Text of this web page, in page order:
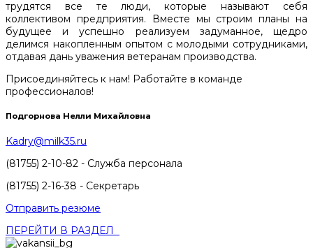
трудятся все те люди, которые называют себя
коллективом предприятия. Вместе мы строим планы на
будущее и успешно реализуем задуманное, щедро
делимся накопленным опытом с молодыми сотрудниками,
отдавая дань уважения ветеранам производства.
Присоединяйтесь к нам! Работайте в команде
профессионалов!
Подгорнова Нелли Михайловна
Kadry@milk35.ru
(81755) 2-10-82 - Служба персонала
(81755) 2-16-38 - Секретарь
Отправить резюме
ПЕРЕЙТИ В РАЗДЕЛ